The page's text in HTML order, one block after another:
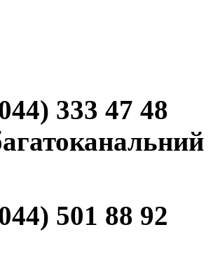
333 47 48
501 88 92